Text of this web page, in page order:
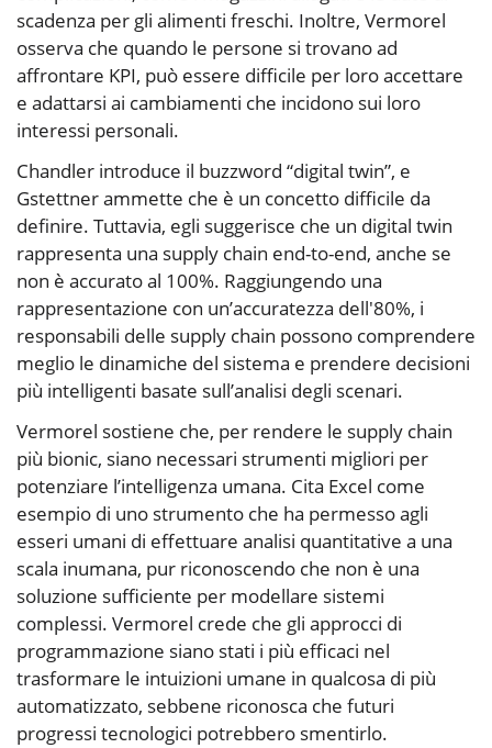
scadenza per gli alimenti freschi. Inoltre, Vermorel
osserva che quando le persone si trovano ad
affrontare KPI, può essere difficile per loro accettare
e adattarsi ai cambiamenti che incidono sui loro
interessi personali.
Chandler introduce il buzzword “digital twin”, e
Gstettner ammette che è un concetto difficile da
definire. Tuttavia, egli suggerisce che un digital twin
rappresenta una supply chain end-to-end, anche se
non è accurato al 100%. Raggiungendo una
rappresentazione con un’accuratezza dell'80%, i
responsabili delle supply chain possono comprendere
meglio le dinamiche del sistema e prendere decisioni
più intelligenti basate sull’analisi degli scenari.
Vermorel sostiene che, per rendere le supply chain
più bionic, siano necessari strumenti migliori per
potenziare l’intelligenza umana. Cita Excel come
esempio di uno strumento che ha permesso agli
esseri umani di effettuare analisi quantitative a una
scala inumana, pur riconoscendo che non è una
soluzione sufficiente per modellare sistemi
complessi. Vermorel crede che gli approcci di
programmazione siano stati i più efficaci nel
trasformare le intuizioni umane in qualcosa di più
automatizzato, sebbene riconosca che futuri
progressi tecnologici potrebbero smentirlo.